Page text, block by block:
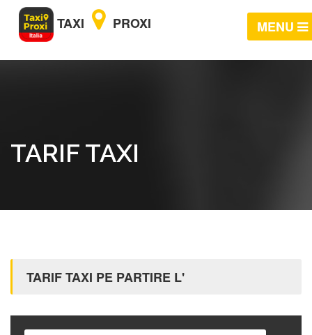
TAXI PROXI MENU
TARIF TAXI
TARIF TAXI PE PARTIRE L'